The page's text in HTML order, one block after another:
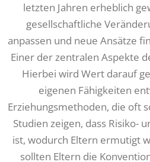
letzten Jahren erheblich
gesellschaftliche
anpassen und neue Ansätze
Einer der zentralen Aspekte
Hierbei wird Wert darauf
eigenen Fähigkeiten
Erziehungsmethoden, die oft
Studien zeigen, dass Risiko-
ist, wodurch Eltern ermutigt
sollten Eltern die